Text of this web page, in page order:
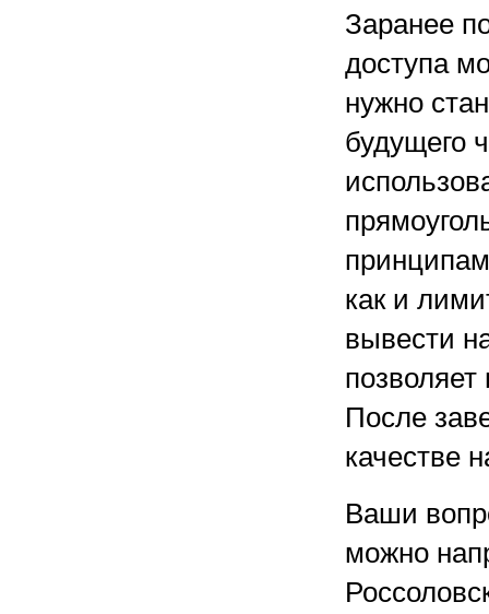
Заранее
доступа
нужно
будущего
как и
вывести
После
качестве
Ваши
можно